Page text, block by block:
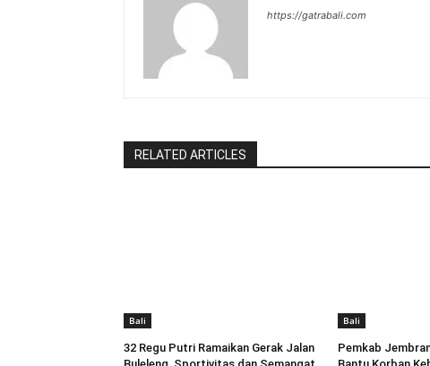
https://gatrabali.com
RELATED ARTICLES
Bali
32 Regu Putri Ramaikan Gerak Jalan
Bali
Pemkab